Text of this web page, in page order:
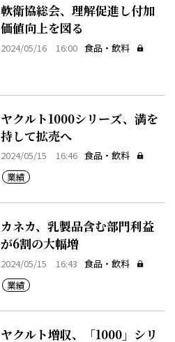
軟衛協総会、理解促進し付加
価値向上を図る
2024/05/16 16:00 食品・飲料
ヤクルト1000シリーズ、満を
持して拡売へ
2024/05/15 16:46 食品・飲料
業績
カネカ、乳製品含む部門利益
が6割の大幅増
2024/05/15 16:43 食品・飲料
業績
ヤクルト増収、「1000」シリ